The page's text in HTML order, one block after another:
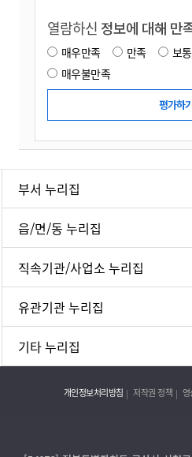
열람하신 정보에 대해 만
매우만족 만족 보통
매우불만족
부서 누리집
읍/면/동 누리집
직속기관/사업소 누리집
유관기관 누리집
기타 누리집
개인정보처리방침 저작권 정책 영